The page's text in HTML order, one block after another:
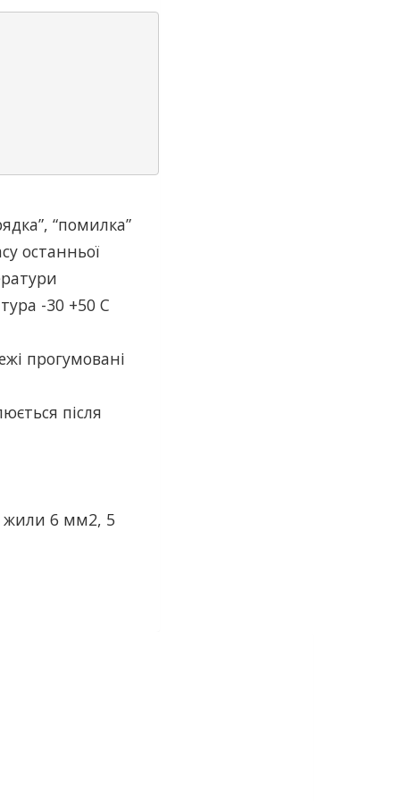
“помилка”
останньої
-30 +50 С
прогумовані
після
жили 6 мм2, 5